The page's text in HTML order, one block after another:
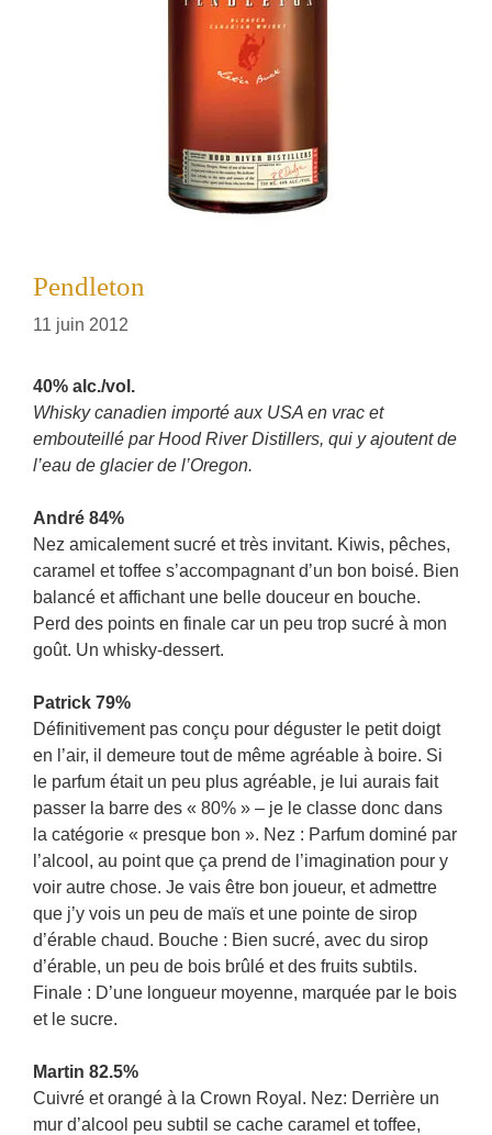
Pendleton
11 juin 2012
40% alc./vol.
Whisky canadien importé aux USA en vrac et
embouteillé par Hood River Distillers, qui y ajoutent de
l’eau de glacier de l’Oregon.
André 84%
Nez amicalement sucré et très invitant. Kiwis, pêches,
caramel et toffee s’accompagnant d’un bon boisé. Bien
balancé et affichant une belle douceur en bouche.
Perd des points en finale car un peu trop sucré à mon
goût. Un whisky-dessert.
Patrick 79%
Définitivement pas conçu pour déguster le petit doigt
en l’air, il demeure tout de même agréable à boire. Si
le parfum était un peu plus agréable, je lui aurais fait
passer la barre des « 80% » – je le classe donc dans
la catégorie « presque bon ». Nez : Parfum dominé par
l’alcool, au point que ça prend de l’imagination pour y
voir autre chose. Je vais être bon joueur, et admettre
que j’y vois un peu de maïs et une pointe de sirop
d’érable chaud. Bouche : Bien sucré, avec du sirop
d’érable, un peu de bois brûlé et des fruits subtils.
Finale : D’une longueur moyenne, marquée par le bois
et le sucre.
Martin 82.5%
Cuivré et orangé à la Crown Royal. Nez: Derrière un
mur d’alcool peu subtil se cache caramel et toffee,